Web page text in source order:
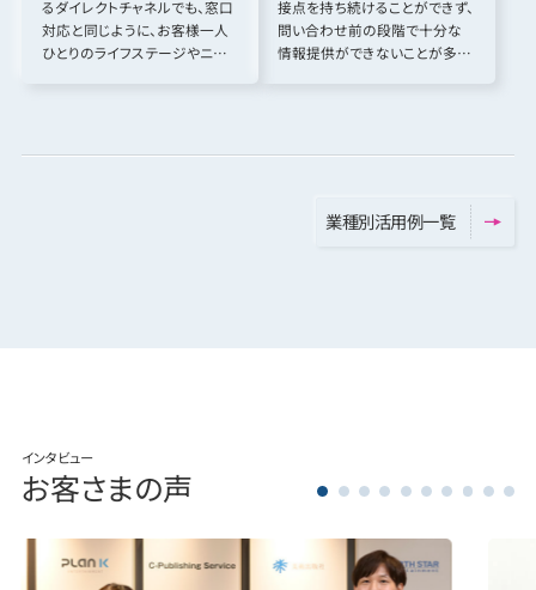
るダイレクトチャネルでも、窓口
対応と同じように、お客様一人
ひとりのライフステージやニー
接点を持ち続けることができず、
問い合わせ前の段階で十分な
情報提供ができないことが多い
業種別活用例一覧
インタビュー
お客さまの声